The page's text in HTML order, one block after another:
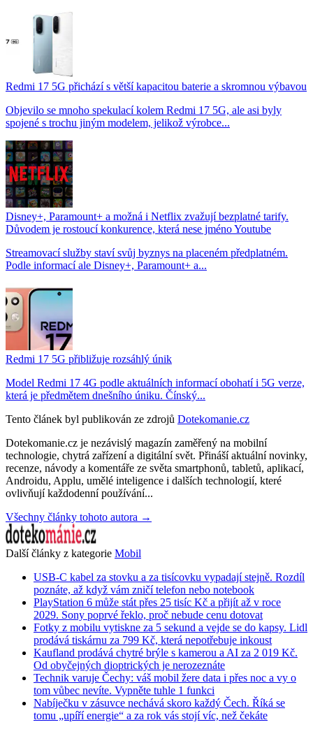
Redmi 17 5G přichází s větší kapacitou baterie a skromnou výbavou
Objevilo se mnoho spekulací kolem Redmi 17 5G, ale asi byly
spojené s trochu jiným modelem, jelikož výrobce...
Disney+, Paramount+ a možná i Netflix zvažují bezplatné tarify.
Důvodem je rostoucí konkurence, která nese jméno Youtube
Streamovací služby staví svůj byznys na placeném předplatném.
Podle informací ale Disney+, Paramount+ a...
Redmi 17 5G přibližuje rozsáhlý únik
Model Redmi 17 4G podle aktuálních informací obohatí i 5G verze,
která je předmětem dnešního úniku. Čínský...
Tento článek byl publikován ze zdrojů Dotekomanie.cz
Dotekomanie.cz je nezávislý magazín zaměřený na mobilní
technologie, chytrá zařízení a digitální svět. Přináší aktuální novinky,
recenze, návody a komentáře ze světa smartphonů, tabletů, aplikací,
Androidu, Applu, umělé inteligence i dalších technologií, které
ovlivňují každodenní používání...
Všechny články tohoto autora →
Další články z kategorie Mobil
USB-C kabel za stovku a za tisícovku vypadají stejně. Rozdíl
poznáte, až když vám zničí telefon nebo notebook
PlayStation 6 může stát přes 25 tisíc Kč a přijít až v roce
2029. Sony poprvé řeklo, proč nebude cenu dotovat
Fotky z mobilu vytiskne za 5 sekund a vejde se do kapsy. Lidl
prodává tiskárnu za 799 Kč, která nepotřebuje inkoust
Kaufland prodává chytré brýle s kamerou a AI za 2 019 Kč.
Od obyčejných dioptrických je nerozeznáte
Technik varuje Čechy: váš mobil žere data i přes noc a vy o
tom vůbec nevíte. Vypněte tuhle 1 funkci
Nabíječku v zásuvce nechává skoro každý Čech. Říká se
tomu „upíří energie“ a za rok vás stojí víc, než čekáte